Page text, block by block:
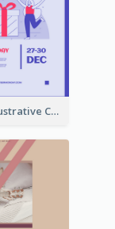
Simple Illustrative Cyber Monday Sales Poster Design